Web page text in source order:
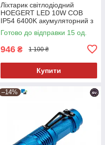
Ліхтарик світлодіодний
HOEGERT LED 10W COB
IP54 6400K акумуляторний з
магнітним утримувачем
Готово до відправки 15 од.
946 ₴ 1 100 ₴
Купити
–14%